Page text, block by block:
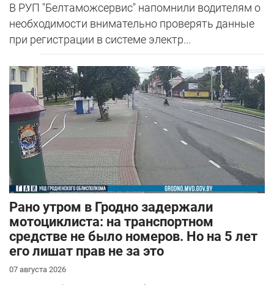
В РУП "Белтаможсервис" напомнили водителям о
необходимости внимательно проверять данные
при регистрации в системе электр...
Рано утром в Гродно задержали
мотоциклиста: на транспортном
средстве не было номеров. Но на 5 лет
его лишат прав не за это
07 августа 2026